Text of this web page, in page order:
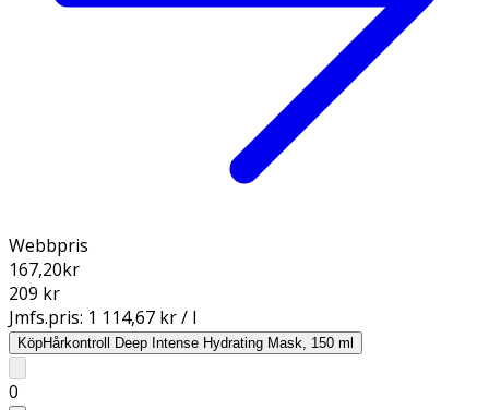
Webbpris
167,20kr
209 kr
Jmfs.pris: 1 114,67 kr / l
KöpHårkontroll Deep Intense Hydrating Mask, 150 ml
0